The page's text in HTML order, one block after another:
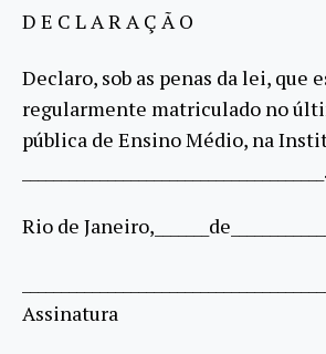
D E C L A R A Ç Ã O
Declaro, sob as penas da lei, que
regularmente matriculado no
pública de Ensino Médio, na
_______________________________________.
Rio de
Assinatura